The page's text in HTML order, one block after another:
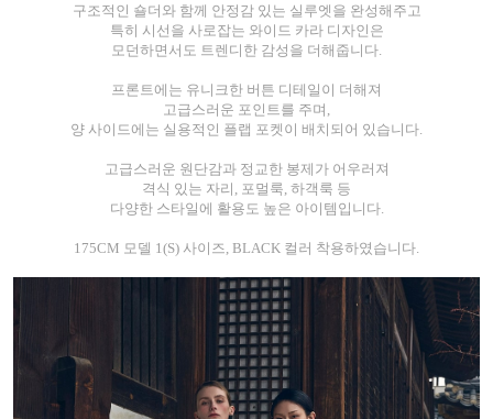
구조적인 숄더와 함께 안정감 있는 실루엣을 완성해주고
특히 시선을 사로잡는 와이드 카라 디자인은
모던하면서도 트렌디한 감성을 더해줍니다.
프론트에는 유니크한 버튼 디테일이 더해져
고급스러운 포인트를 주며,
양 사이드에는 실용적인 플랩 포켓이 배치되어 있습니다.
고급스러운 원단감과 정교한 봉제가 어우러져
격식 있는 자리, 포멀룩, 하객룩 등
다양한 스타일에 활용도 높은 아이템입니다.
175CM 모델 1(S) 사이즈, BLACK 컬러 착용하였습니다.